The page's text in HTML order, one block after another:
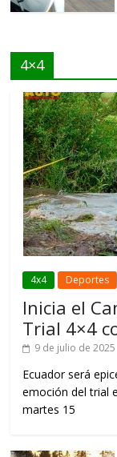
4×4
4x4 Deportes
Inicia el
Trial 4×4
9 de julio de 2025
Ecuador será
emoción del trial
martes 15